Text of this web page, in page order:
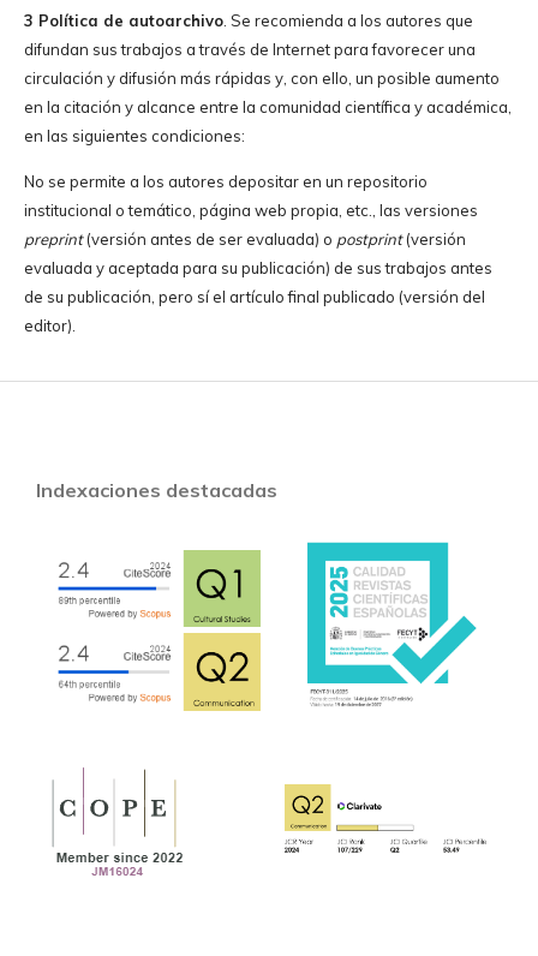
3 Política de autoarchivo. Se recomienda a los autores que
difundan sus trabajos a través de Internet para favorecer una
circulación y difusión más rápidas y, con ello, un posible aumento
en la citación y alcance entre la comunidad científica y académica,
en las siguientes condiciones:
No se permite a los autores depositar en un repositorio
institucional o temático, página web propia, etc., las versiones
preprint(versión antes de ser evaluada) o postprint(versión
evaluada y aceptada para su publicación) de sus trabajos antes
de su publicación, pero sí el artículo final publicado (versión del
editor).
Indexaciones destacadas